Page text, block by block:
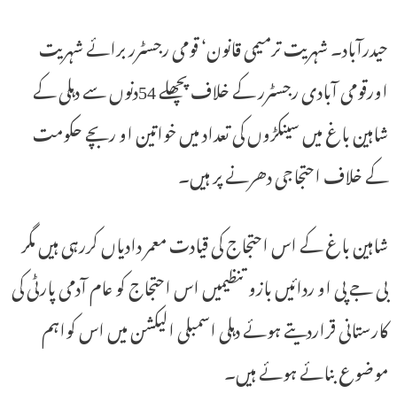
حیدرآباد۔ شہریت ترمیمی قانون‘ قومی رجسٹرر برائے شہریت
اورقومی آبادی رجسٹرر کے خلاف پچھلے 54دنوں سے دہلی کے
شاہین باغ میں سینکڑوں کی تعداد میں خواتین او ربچے حکومت
کے خلاف احتجاجی دھرنے پر ہیں۔
شاہین باغ کے اس احتجاج کی قیادت معمر دادیاں کررہی ہیں مگر
بی جے پی او ردائیں بازو تنظیمیں اس احتجاج کو عام آدمی پارٹی کی
کارستانی قراردیتے ہوئے دہلی اسمبلی الیکشن میں اس کواہم
موضوع بنائے ہوئے ہیں۔